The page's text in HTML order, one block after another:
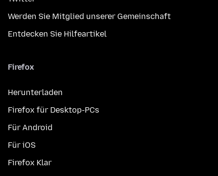
Werden Sie Mitglied unserer Gemeinschaft
Entdecken Sie Hilfeartikel
Firefox
Herunterladen
Firefox für Desktop-PCs
Für Android
Für iOS
Firefox Klar